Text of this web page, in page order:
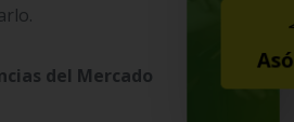
del Mercado